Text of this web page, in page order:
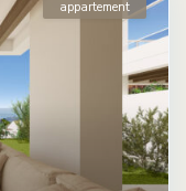
appartement